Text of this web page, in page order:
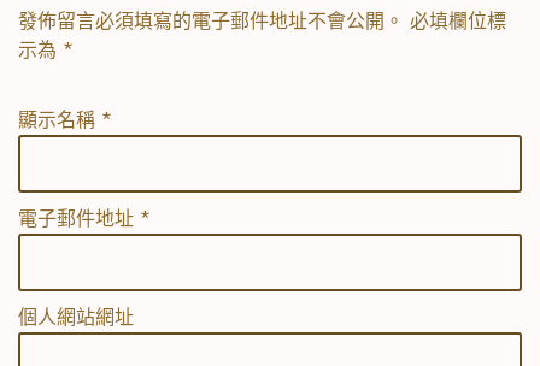
發佈留言必須填寫的電子郵件地址不會公開。 必填欄位標
示為 *
顯示名稱 *
電子郵件地址 *
個人網站網址